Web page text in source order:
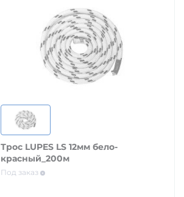
Трос LUPES LS 12мм бело-
красный_200м
Под заказ